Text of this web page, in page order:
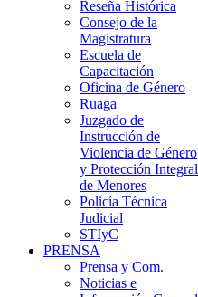
Reseña Histórica
Consejo de la
Magistratura
Escuela de
Capacitación
Oficina de Género
Ruaga
Juzgado de
Instrucción de
Violencia de Género
y Protección Integral
de Menores
Policía Técnica
Judicial
STIyC
PRENSA
Prensa y Com.
Noticias e